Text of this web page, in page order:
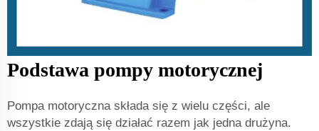
Podstawa pompy motorycznej
Pompa motoryczna składa się z wielu części, ale
wszystkie zdają się działać razem jak jedna drużyna.